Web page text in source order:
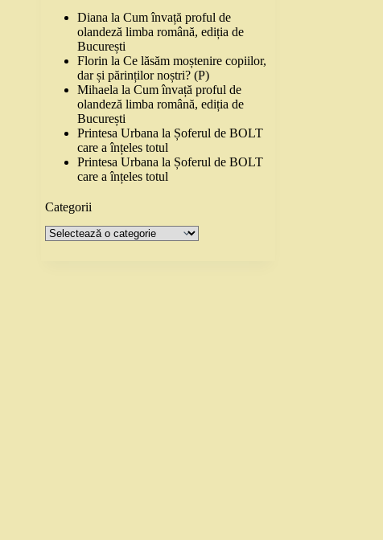
Diana laCum învață proful de
olandeză limba română, ediția de
București
Florin laCe lăsăm moștenire copiilor,
dar și părinților noștri? (P)
Mihaela laCum învață proful de
olandeză limba română, ediția de
București
Printesa Urbana la Șoferul de BOLT
care a înțeles totul
Printesa Urbana la Șoferul de BOLT
care a înțeles totul
Categorii
Categorii